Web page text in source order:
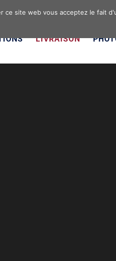
LIVRAISON
ce site web vous acceptez le fait